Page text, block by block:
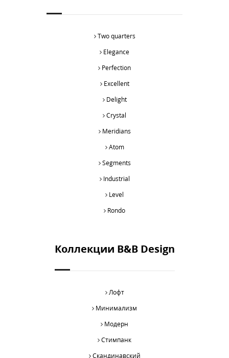
Two quarters
Elegance
Perfection
Excellent
Delight
Crystal
Meridians
Atom
Segments
Industrial
Level
Rondo
Коллекции B&B Design
Лофт
Минимализм
Модерн
Стимпанк
Скандинавский